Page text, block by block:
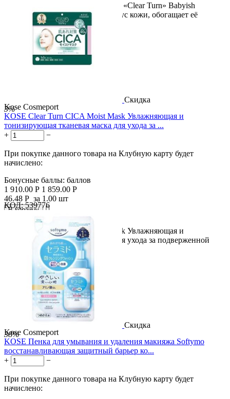
Интенсивно увлажняющая маска «Clear Turn» Babyish
восстанавливает жизненный тонус кожи, обогащает её
необходимыми...
Скидка
3%
Kose Cosmeport
KOSE Clear Turn CICA Moist Mask Увлажняющая и
тонизирующая тканевая маска для ухода за ...
+
−
При покупке данного товара на Клубную карту будет
начислено:
Бонусные баллы: баллов
1 910.00 Р 1 859.00 Р
46.48 Р за 1.00 шт
В корзину

KOSE Clear Turn CICA Moist Mask Увлажняющая и
тонизирующая тканевая маска для ухода за подверженной
раздражению...
КОД: 539776
Скидка
38%
Kose Cosmeport
KOSE Пенка для умывания и удаления макияжа Softymo
восстанавливающая защитный барьер ко...
+
−
При покупке данного товара на Клубную карту будет
начислено: